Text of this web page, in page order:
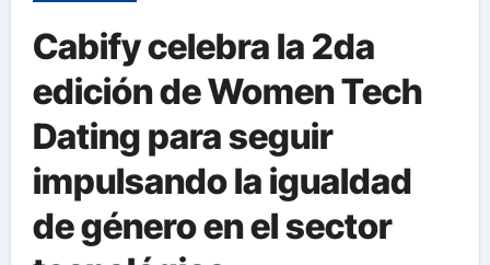
Cabify celebra la 2da
edición de Women Tech
Dating para seguir
impulsando la igualdad
de género en el sector